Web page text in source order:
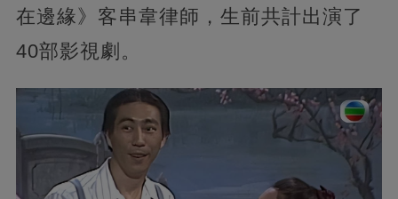
在邊緣》客串韋律師，生前共計出演了
40部影視劇。